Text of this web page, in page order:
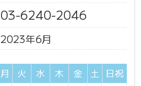
03-6240-2046
2023年6月
月 火 水 木 金 土 日祝